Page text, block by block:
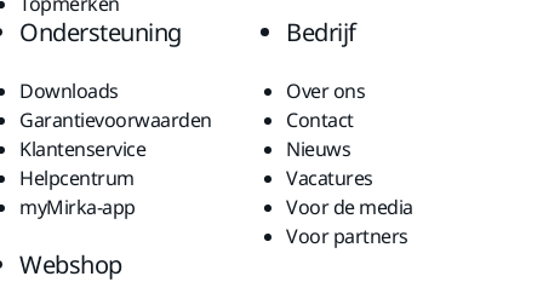
Ondersteuning
Downloads
Garantievoorwaarden
Klantenservice
Helpcentrum
myMirka-app
Bedrijf
Over ons
Contact
Nieuws
Vacatures
Voor de media
Voor partners
Webshop